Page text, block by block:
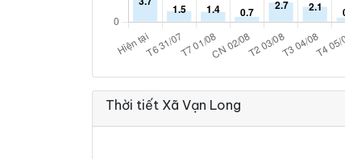
Thời tiết Xã Vạn Long